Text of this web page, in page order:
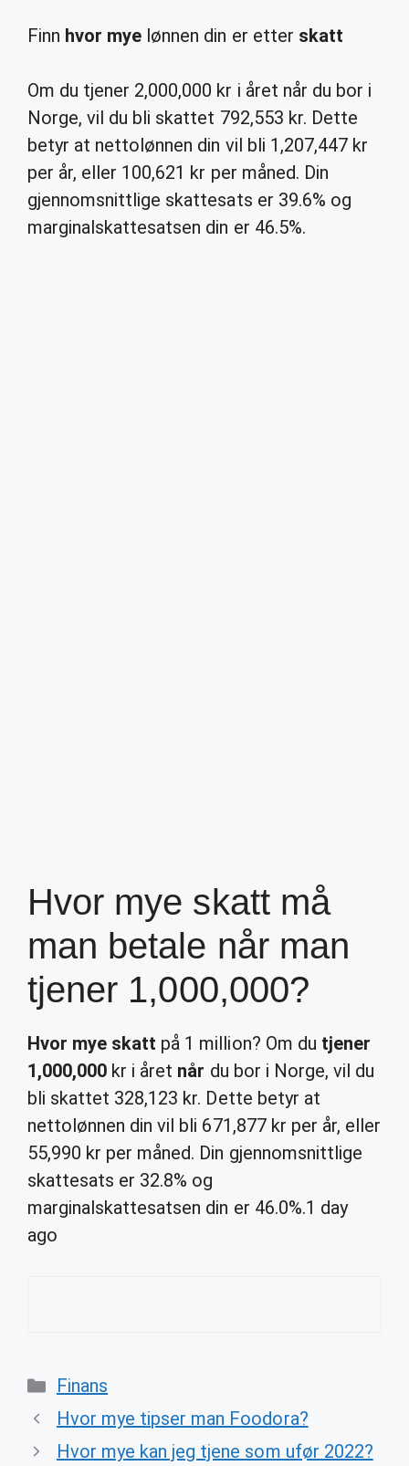
Finn hvor mye lønnen din er etter skatt
Om du tjener 2,000,000 kr i året når du bor i
Norge, vil du bli skattet 792,553 kr. Dette
betyr at nettolønnen din vil bli 1,207,447 kr
per år, eller 100,621 kr per måned. Din
gjennomsnittlige skattesats er 39.6% og
marginalskattesatsen din er 46.5%.
Hvor mye skatt må
man betale når man
tjener 1,000,000?
Hvor mye skatt på 1 million? Om du tjener
1,000,000 kr i året når du bor i Norge, vil du
bli skattet 328,123 kr. Dette betyr at
nettolønnen din vil bli 671,877 kr per år, eller
55,990 kr per måned. Din gjennomsnittlige
skattesats er 32.8% og
marginalskattesatsen din er 46.0%.1 day
ago
Categories
Finans
Hvor mye tipser man Foodora?
Hvor mye kan jeg tjene som ufør 2022?